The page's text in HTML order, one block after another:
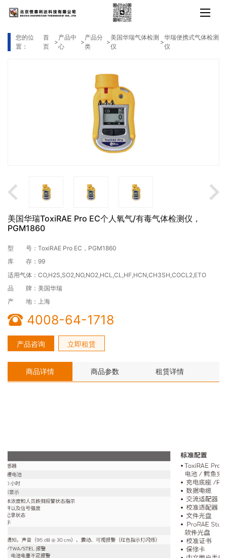
您的位
置：
首
页
>
产品中
心
>
产品分
类
>
美国华瑞气体检测
仪
>
华瑞便携式气体检测
仪
美国华瑞ToxiRAE Pro EC个人氧气/有毒气体检测仪，
PGM1860
型 号：ToxiRAE Pro EC，PGM1860
库 存：99
适用气体：CO,H2S,SO2,NO,NO2,HCL,CL,HF,HCN,CH3SH,COCL2,ETO
品 牌：美国华瑞
产 地：上海
4008-64-1718
产品咨询 立即租赁
商品详情 商品参数 租赁详情